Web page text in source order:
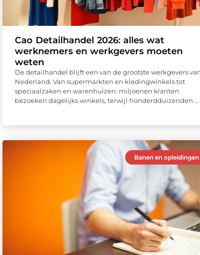
Cao Detailhandel 2026: alles wat
werknemers en werkgevers moeten
weten
De detailhandel blijft een van de grootste werkgevers
Nederland. Van supermarkten en kledingwinkels tot
speciaalzaken en warenhuizen: miljoenen klanten
bezoeken dagelijks winkels, terwijl honderdduizenden ...
Banen en opleidingen